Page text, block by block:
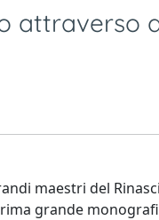
attraverso
maestri del
grande